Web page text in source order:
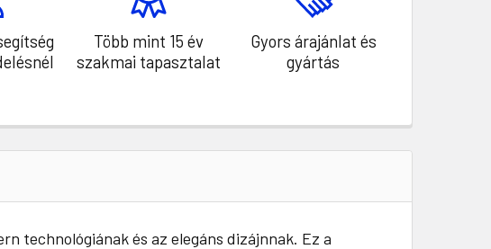
Több mint 15 év
szakmai tapasztalat
Gyors árajánlat és
gyártás
technológiának és az elegáns dizájnnak. Ez a